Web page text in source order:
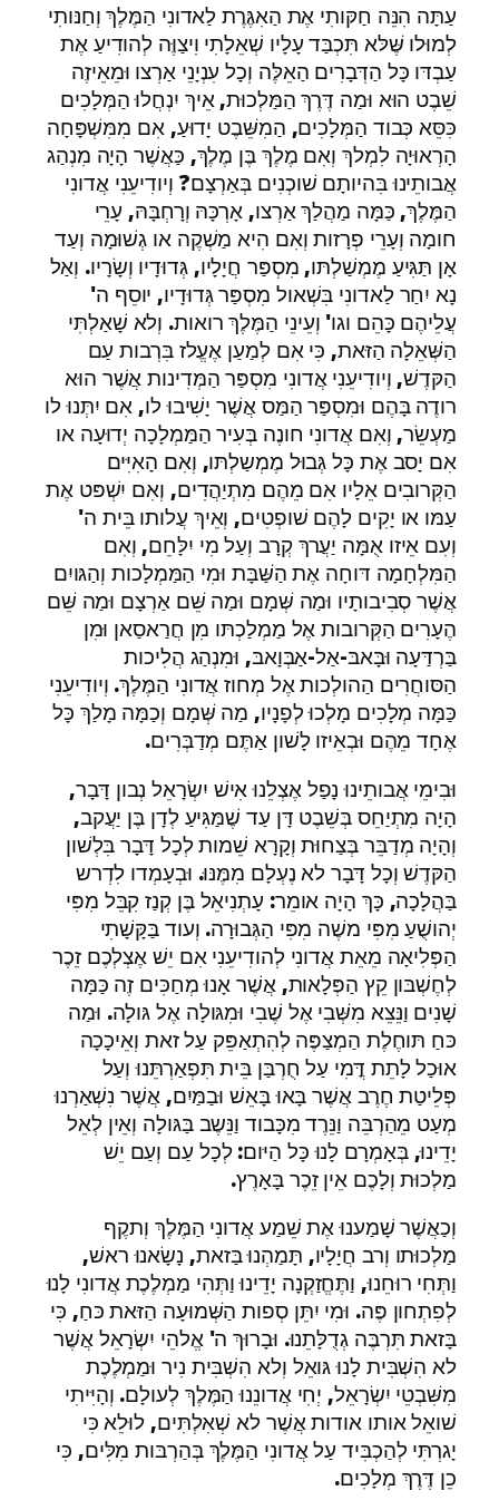
עַתָּה הִנֵּה חַקּותִי אֶת הַאִגֶּרֶת לַאדונִי הַמֶּלֶךְ וְחַנּותִי
לְמוּלו שֶּׁלּא תִּכְבַּד עָלָיו שְׁאֵלָתִי וִיצַוֶּה לְהודִיעַ אֶת
עַבְדּו כָּל הַדְּבָרִים הַאֵלֶּה וְכָל עִנְיָנֵי אַרְצו וּמֵאֵיזֶה
שֵׁבֶט הוּא וּמַה דֶּרֶךְ הַמַּלְכוּת, אֵיךְ יִנְחֲלוּ הַמְּלָכִים
כִּסֵּא כְּבוד הַמְּלָכִים, הַמִשֵּׁבֶט יָדוּעַ, אִם מִמִּשְׁפָּחָה
הָרְאוּיָה לִמְלךְ וְאִם מֶלֶךְ בֶּן מֶלֶךְ, כַּאֲשֶׁר הָיָה מִנְהַג
אֲבותֵינוּ בִּהיותָם שׁוכְנִים בְּאַרְצָם? וְיודִיעֵנִי אֲדונִי
הַמֶּלֶךְ, כַּמָּה מַהֲלַךְ אַרְצו, אָרְכָּהּ וְרָחְבָּהּ, עָרֵי
חומָה וְעָרֵי פְרָזות וְאִם הִיא מַשְׁקֶה או גְשׁוּמָה וְעַד
אָן תַּגִּיעַ מֶמְשַׁלְתּו, מִסְפַּר חֲיָלָיו, גְּדוּדָיו וְשָׂרָיו. וְאַל
נָא יִחַר לַאדונִי בִּשְׁאול מִסְפַּר גְּדוּדָיו, יוסֵף ה'
עֲלֵיהֶם כָּהֵם וגו' וְעֵינֵי הַמֶּלֶךְ רואות. וְלא שָׁאַלְתִּי
הַשְּׁאֵלָה הַזּאת, כִּי אִם לְמַעַן אֶעֱלז בִּרְבות עַם
הַקּדֶשׁ, וְיודִיעֵנִי אֲדונִי מִסְפַּר הַמְּדִינות אֲשֶׁר הוּא
רודֶה בָּהֶם וּמִסְפַּר הַמַּס אֲשֶׁר יָשִׁיבוּ לו, אִם יִתְּנוּ לו
מַעְשֵׂר, וְאִם אֲדונִי חונֶה בְּעִיר הַמַּמְלָכָה יְדוּעָה או
אִם יָסב אֶת כָּל גְּבוּל מֶמְשַלְתּו, וְאִם הָאִיִּים
הַקְּרובִים אֵלָיו אִם מֵהֶם מִתְיַהֲדִים, וְאִם יִשְׁפּט אֶת
עַמּו או יָקִים לָהֶם שׁופְטִים, וְאֵיךְ עֲלותו בֵּית ה'
וְעִם אֵיזו אֻמָּה יַעֲרךְ קְרָב וְעַל מִי יִלָּחֵם, וְאִם
הַמִּלְחָמָה דּוחָה אֶת הַשַּׁבָּת וּמִי הַמַּמְלָכות וְהַגּויִם
אֲשֶׁר סְבִיבותָיו וּמַה שְּׁמָם וּמַה שֵּׁם אַרְצָם וּמַה שֵּׁם
הֶעָרִים הַקְּרובות אֶל מַמְלַכְתּו מִן חֲרַאסַאן וּמִן
בַּרְדַּעָה וּבָּאבּ-אַל-אַבְּוָאבּ, וּמִנְהַג הֲלִיכות
הַסּוחֲרִים הַהולְכות אֶל מְחוז אֲדונִי הַמֶּלֶךְ. וְיודִיעֵנִי
כַּמָּה מְלָכִים מָלְכוּ לְפָנָיו, מַה שְּׁמָם וְכַמָּה מָלַךְ כָּל
אֶחָד מֵהֶם וּבְאֵיזו לָשׁון אַתֶּם מְדַבְּרִים.
וּבִימֵי אֲבותֵינוּ נָפַל אֶצְלֵנוּ אִישׁ יִשְׂרָאֵל נְבון דָּבָר,
הָיָה מִתְיַחֵס בְּשֵׁבֶט דָּן עַד שֶׁמַּגִּיעַ לְדָן בֶּן יַעֲקב,
וְהָיָה מְדַבֵּר בְּצַחוּת וְקָרָא שֵׁמות לְכָל דָּבָר בִּלְשׁון
הַקּדֶשׁ וְכָל דָּבָר לא נֶעְלָם מִמֶּנּוּ. וּבְעָמְדו לִדְרש
בַּהֲלָכָה, כָּךְ הָיָה אומֵר: עָתְנִיאֵל בֶּן קְנַז קִבֵּל מִפִּי
יְהושֻׁעַ מִפִּי משֶׁה מִפִּי הַגְּבוּרָה. וְעוד בַּקָּשָׁתִי
הַפְּלִיאָה מֵאֵת אֲדונִי לְהודִיעֵנִי אִם יֵשׁ אֶצְלְכֶם זֵכֶר
לְחֶשְׁבּון קֵץ הַפְּלָאות, אֲשֶׁר אָנוּ מְחַכִּים זֶה כַּמָּה
שָׁנִים וַנֵּצֵא מִשְּׁבִי אֶל שֶׁבִי וּמִגּולָה אֶל גּולָה. וּמַה
כּחַ תּוחֶלֶת הַמְצַפֶּה לְהִתְאַפֵּק עַל זאת וְאֵיכָכָה
אוּכַל לָתֵת דֳּמִי עַל חֻרְבַּן בֵּית תִּפְאַרְתֵּנוּ וְעַל
פְּלֵיטַת חֶרֶב אֲשֶׁר בָּאוּ בָּאֵשׁ וּבַמַּיִם, אֲשֶׁר נִשְׁאַרְנוּ
מְעַט מֵהַרְבֵּה וַנֵּרֶד מִכָּבוד וַנֵּשֶב בַּגּולָה וְאֵין לְאֵל
יָדֵינוּ, בְּאָמְרָם לָנוּ כָּל הַיּום: לְכָל עַם וְעַם יֵשׁ
מַלְכוּת וְלָכֶם אֵין זֵכֶר בָּאָרֶץ.
וְכַאֲשֶׁר שָׁמַענוּ אֶת שֵׁמַע אֲדונִי הַמֶּלֶךְ וְתקֶף
מַלְכוּתו וְרב חֲיָלָיו, תָּמַהְנוּ בַּזאת, נָשָׂאנוּ ראשׁ,
וַתְּחִי רוּחֵנוּ, וַתֶּחֱזַקְנָה יָדֵינוּ וַתְּהִי מַמְלֶכֶת אֲדונִי לָנוּ
לְפִתְחון פֶּה. וּמִי יִתֵּן סְפות הַשְּׁמוּעָה הַזּאת כּחַ, כִּי
בָּזאת תִּרְבֶּה גְדֻלָּתֵנוּ. וּבָרוּךְ ה' אֱלהֵי יִשְׂרָאֵל אֲשֶׁר
לא הִשְׁבִּית לָנוּ גּואֵל וְלא הִשְׁבִּית נִיר וּמַמְלֶכֶת
מִשִּׁבְטֵי יִשְׂרָאֵל, יְחִי אֲדונֵנוּ הַמֶּלֶךְ לְעולָם. וְהָיִּיתִי
שׁואֵל אותו אודות אֲשֶׁר לא שְׁאִלְתִּים, לוּלֵא כִּי
יָגרְתִּי לְהַכְבִּיד עַל אֲדונִי הַמֶּלֶךְ בְּהַרְבּות מִלִּים, כִּי
כֵן דֶּרֶךְ מְלָכִים.